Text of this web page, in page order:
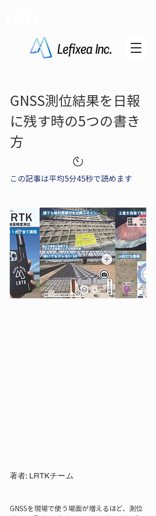
GNSS測位結果を日報
に残す時の5つの書き
方
この記事は平均5分45秒で読めます
著者: LRTKチーム
GNSSを現場で使う場面が増えるほど、測位